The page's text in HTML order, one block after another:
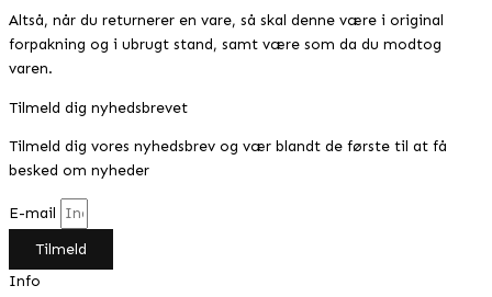
Altså, når du returnerer en vare, så skal denne være i original
forpakning og i ubrugt stand, samt være som da du modtog
varen.
Tilmeld dig nyhedsbrevet
Tilmeld dig vores nyhedsbrev og vær blandt de første til at få
besked om nyheder
E-mail
Tilmeld
Info